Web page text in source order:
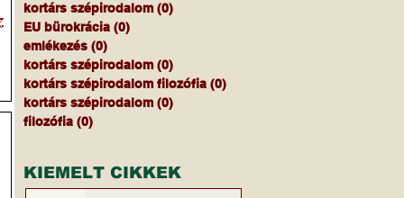
kortárs szépirodalom (0)
EU bürokrácia (0)
emlékezés (0)
kortárs szépirodalom (0)
kortárs szépirodalom filozófia (0)
kortárs szépirodalom (0)
filozófia (0)
KIEMELT CIKKEK